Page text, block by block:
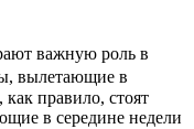
важную роль в
вылетающие в
правило, стоят
в середине недели